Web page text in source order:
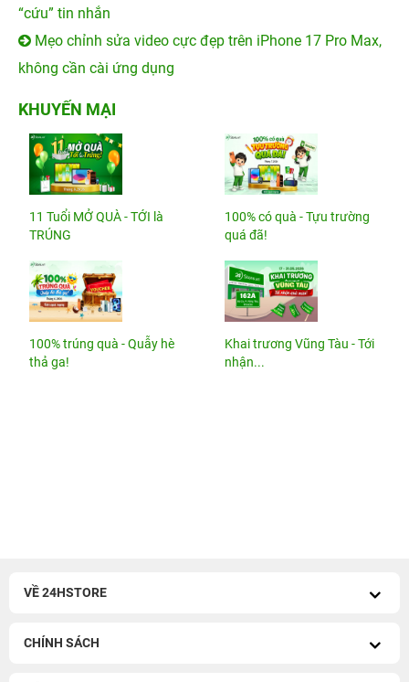
“cứu” tin nhắn
Mẹo chỉnh sửa video cực đẹp trên iPhone 17 Pro Max,
không cần cài ứng dụng
KHUYẾN MẠI
11 Tuổi MỞ QUÀ - TỚI là
TRÚNG
100% có quà - Tựu trường
quá đã!
100% trúng quà - Quẫy hè
thả ga!
Khai trương Vũng Tàu - Tới
nhận...
VỀ 24HSTORE
CHÍNH SÁCH